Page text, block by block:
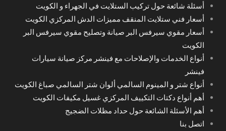
أسئلة شائعة حول تركيب الستلايت في الجهراء و الكويت
أسعار فني ستلايت المنقف مميزات الدش المركزي الكويت
أسعار مقوي سيرفس البر صيانة وتصليح مقوي سيرفس البر
الكويت
أنواع الخدمات والإصلاحات مع فينشر مركز صيانة سيارات
فينشر
أنواع شتر و المينوم السالمي ألوان شتر السالمي صباغ الكويت
أهم أنواع دكتات التكييف المركزي غسيل مكيفات الكويت
أهم الأسئلة الشائعة حول حداد مظلات الضجيج
اتصل بنا